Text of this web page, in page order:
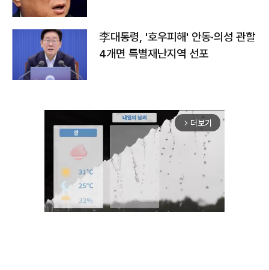
李대통령, '호우피해' 안동·의성 관할
4개면 특별재난지역 선포
arrow_forward_ios 더보기